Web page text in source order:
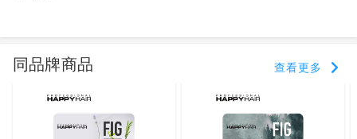
同品牌商品 查看更多